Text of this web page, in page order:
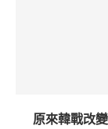
原來韓戰改